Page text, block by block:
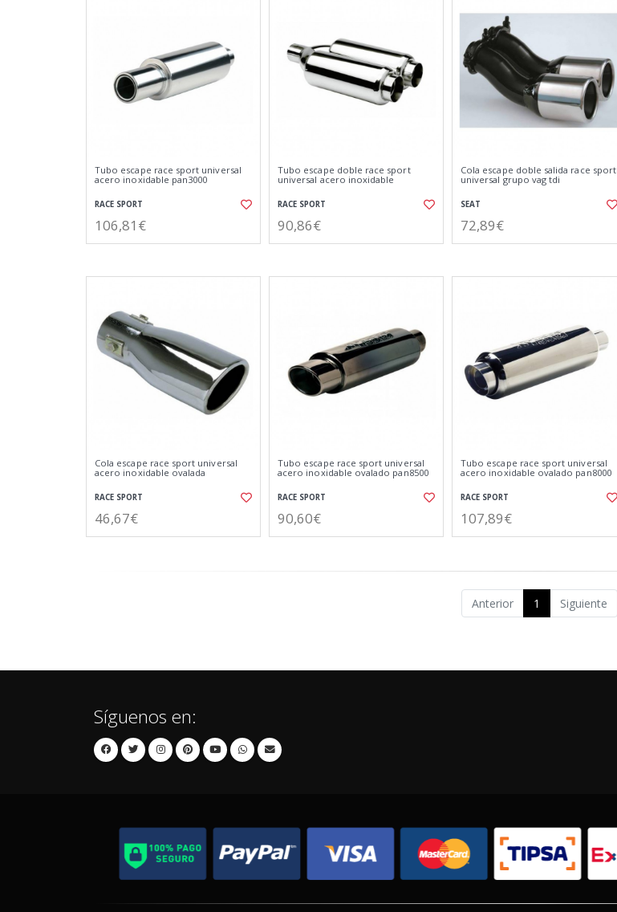
Tubo escape race sport universal
acero inoxidable pan3000
RACE SPORT
106,81€
Tubo escape doble race sport
universal acero inoxidable
RACE SPORT
90,86€
Cola escape doble salida race sport
universal grupo vag tdi
SEAT
72,89€
Cola escape race sport universal
acero inoxidable ovalada
RACE SPORT
46,67€
Tubo escape race sport universal
acero inoxidable ovalado pan8500
RACE SPORT
90,60€
Tubo escape race sport universal
acero inoxidable ovalado pan8000
RACE SPORT
107,89€
Anterior 1 Siguiente
Síguenos en: